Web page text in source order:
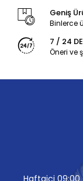
Geniş
Binlerce
7 / 24
Öneri ve
Haftaiçi 09:00